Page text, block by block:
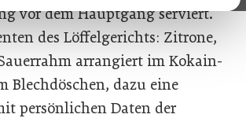
vor dem Hauptgang serviert.
des Löffelgerichts: Zitrone,
arrangiert im Kokain-
Blechdöschen, dazu eine
persönlichen Daten der